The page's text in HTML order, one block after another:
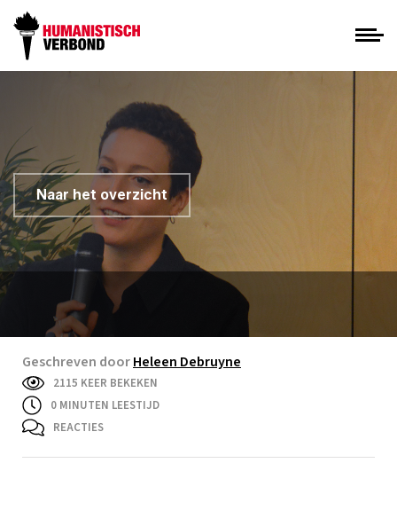
Naar het overzicht
Geschreven doorHeleen Debruyne
2115 KEER BEKEKEN
0 MINUTEN LEESTIJD
REACTIES